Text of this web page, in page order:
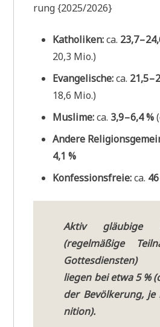
rung {2025/2026}
Katho­li­ken:ca. 23,7 –
20,3 Mio.)
Evan­ge­li­sche:ca. 21,5 –
18,6 Mio.)
Mus­li­me:ca. 3,9 – 6,4 %
Ande­re
4,1 %
Kon­fes­si­ons­freie:ca.
Aktiv gläu­bi­ge
(regel­mä­ßi­ge
Got­tes­dien­sten)
lie­gen bei etwa5 %
der Bevöl­ke­rung,
ni­ti­on).